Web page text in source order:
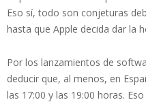
Eso sí, todo son conjeturas
hasta que Apple decida dar la
Por los lanzamientos de
deducir que, al menos, en
las 17:00 y las 19:00 horas.